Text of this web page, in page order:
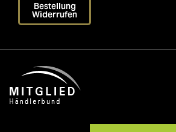
Bestellung
Widerrufen